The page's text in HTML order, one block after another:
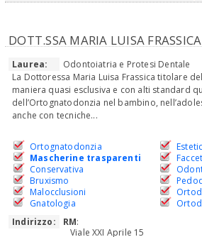
DOTT.SSA MARIA LUISA FRASSICA
Laurea:
Odontoiatria e Protesi Dentale
La Dottoressa Maria Luisa Frassica titolare
maniera quasi esclusiva e con alti standard
dell’Ortognatodonzia nel bambino,
anche con tecniche...
Ortognatodonzia
Mascherine trasparenti
Conservativa
Bruxismo
Malocclusioni
Gnatologia
Indirizzo:
RM:
Viale XXI Aprile 15